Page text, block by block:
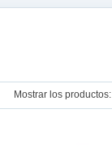
Mostrar los productos: